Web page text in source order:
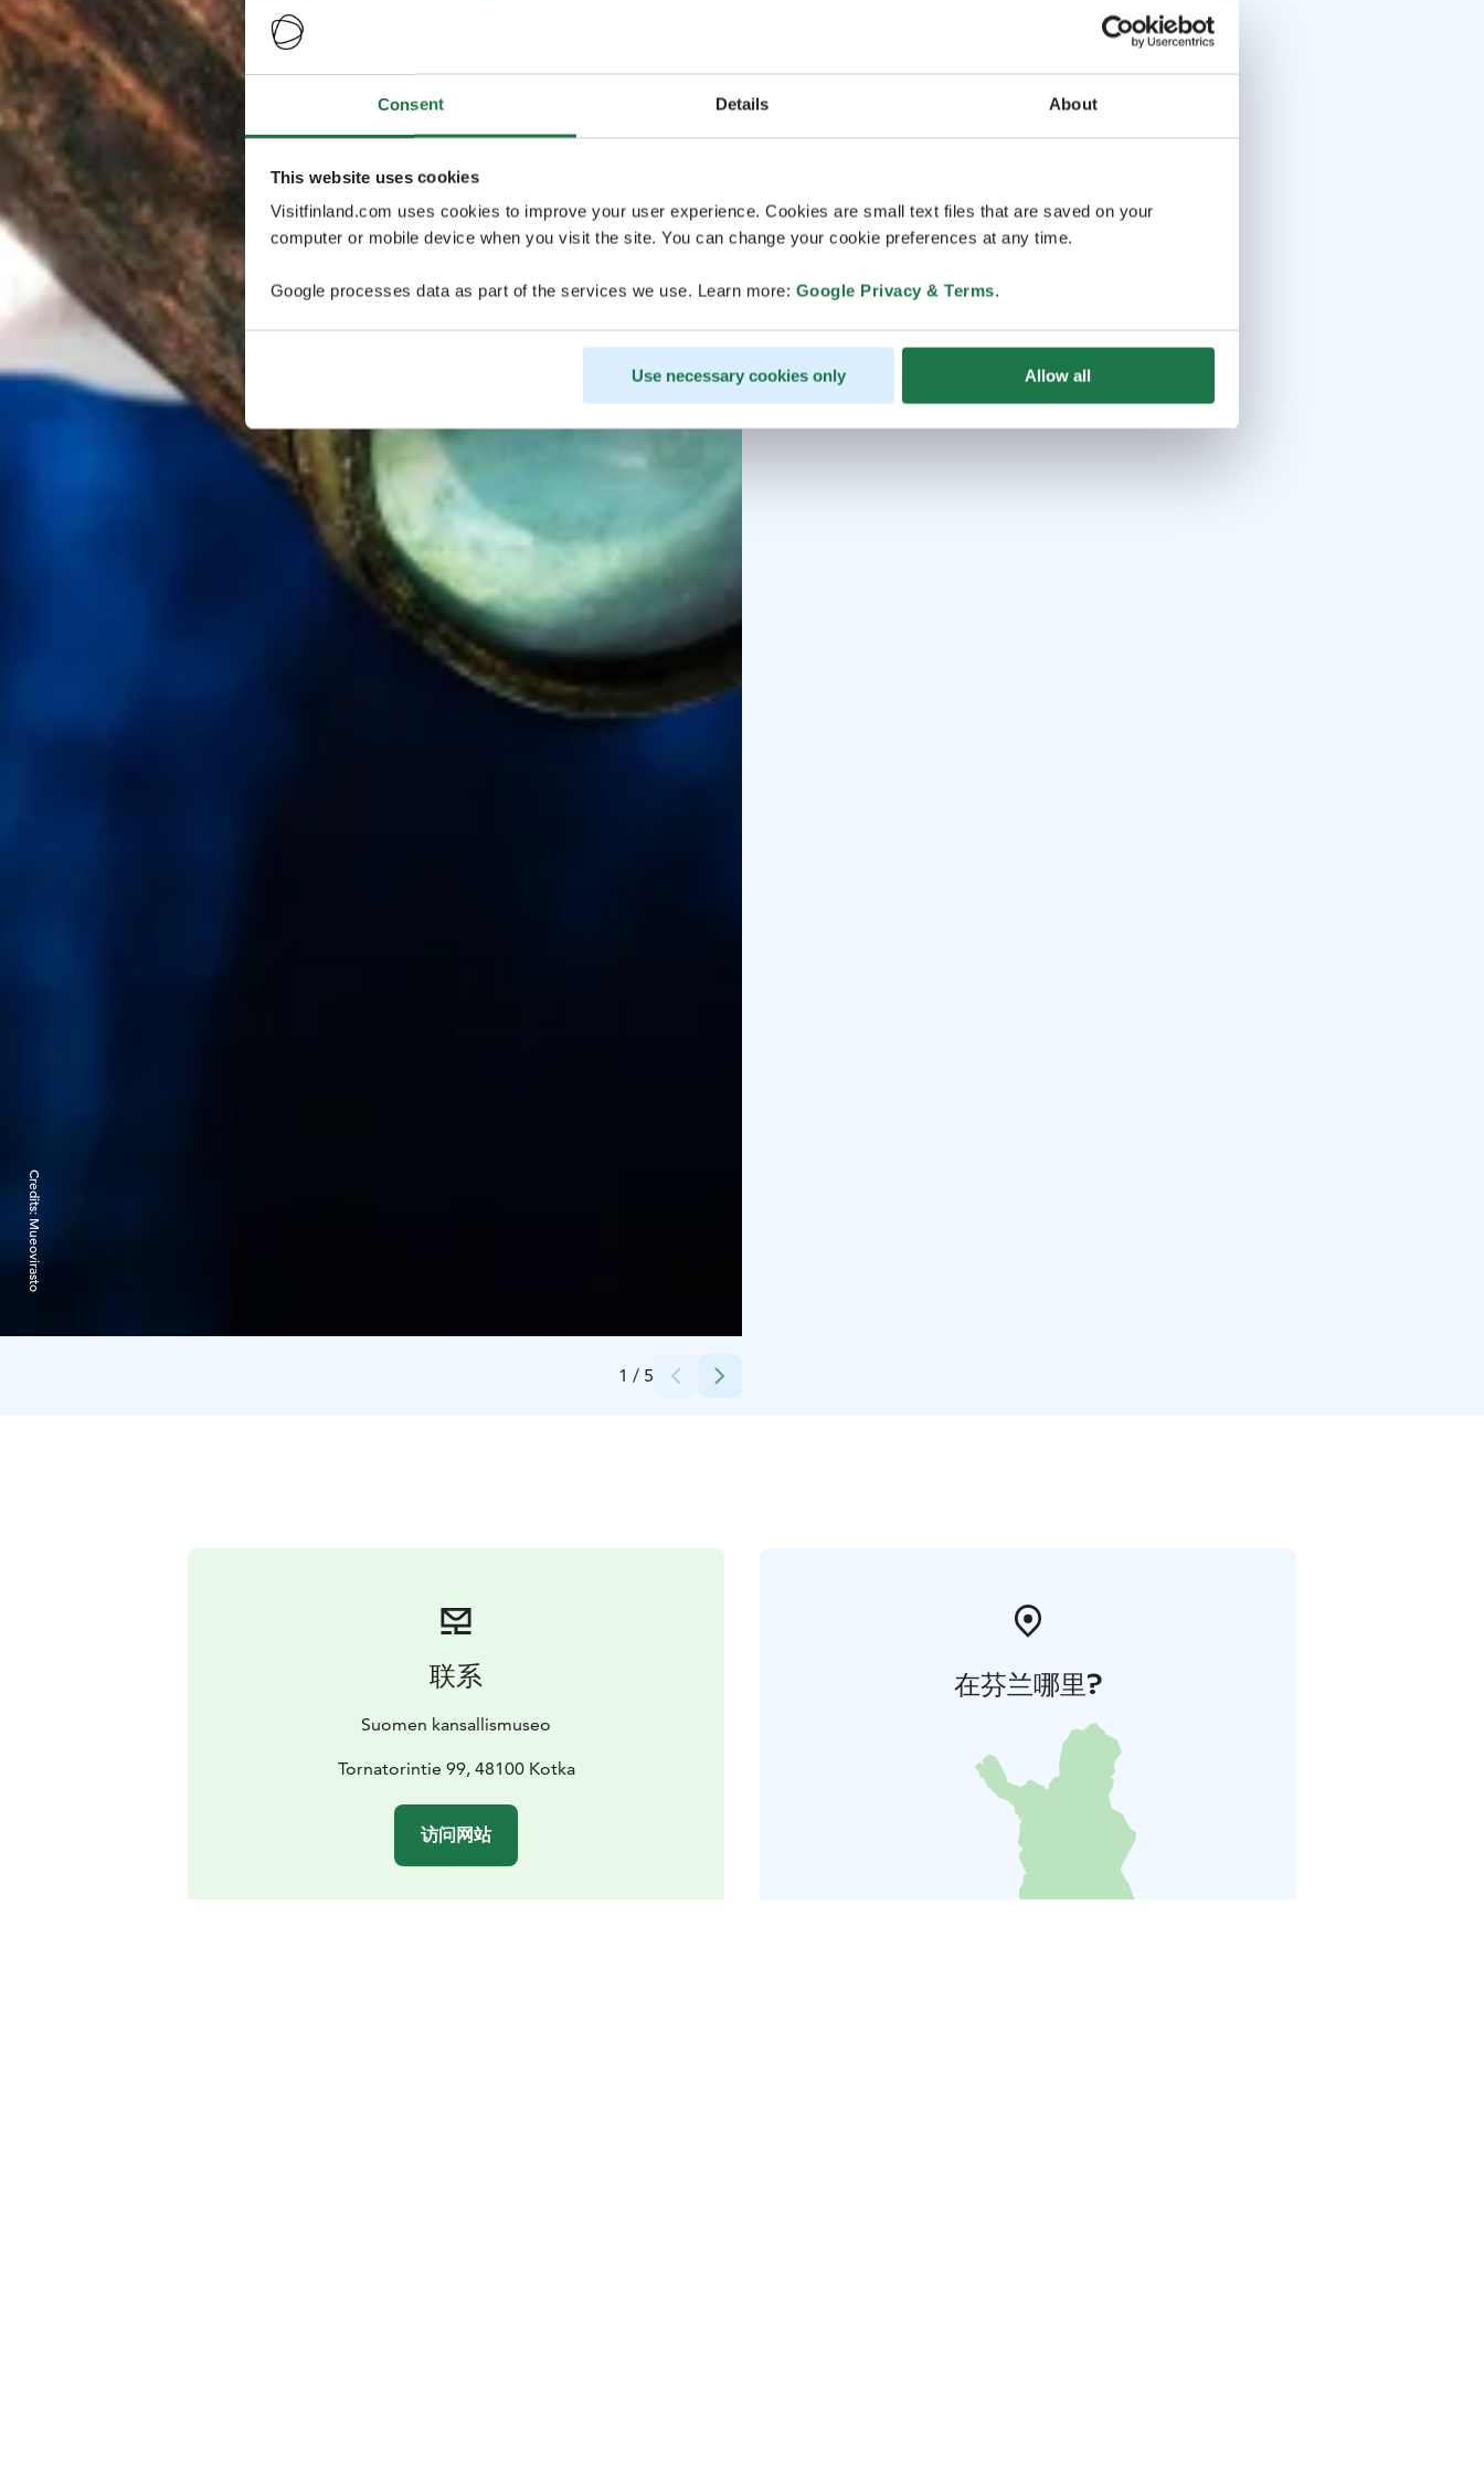
Consent Details About
This website uses cookies
Visitfinland.com uses cookies to improve your user experience. Cookies are small text files that are saved on your
computer or mobile device when you visit the site. You can change your cookie preferences at any time.
Google processes data as part of the services we use. Learn more: Google Privacy & Terms.
Use necessary cookies only Allow all
1 / 5
Credits:
Mueovirasto
联系
Suomen kansallismuseo
Tornatorintie 99, 48100 Kotka
访问网站
在芬兰哪里?